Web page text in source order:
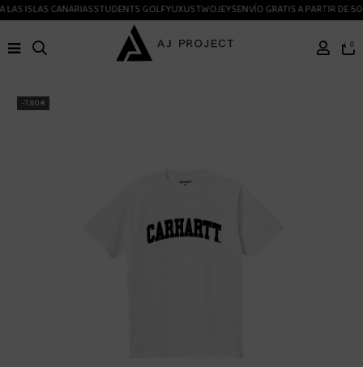
ISLAS CANARIASSTUDENTS GOLFYUXUSTWOJEYSENVÍO GRATIS A PARTIR DE
0
-7,80 €